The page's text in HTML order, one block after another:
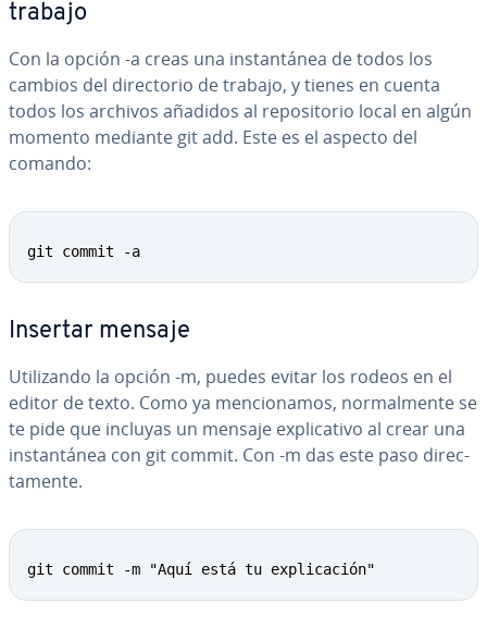
trabajo
Con la opción -a creas una in­s­ta­n­tá­nea de todos los
cambios del di­re­c­to­rio de trabajo, y tienes en cuenta
todos los archivos añadidos al re­po­si­to­rio local en algún
momento mediante git add. Este es el aspecto del
comando:
git commit -a
Insertar mensaje
Uti­li­za­n­do la opción -m, puedes evitar los rodeos en el
editor de texto. Como ya me­n­cio­na­mos, no­r­ma­l­me­n­te se
te pide que incluyas un mensaje ex­pli­ca­ti­vo al crear una
in­s­ta­n­tá­nea con git commit. Con -m das este paso di­re­c­
ta­me­n­te.
git commit -m "Aquí está tu explicación"